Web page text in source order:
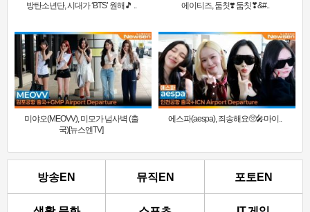
방탄소년단, 시대가 ‘BTS’ 원해🎵 .. 에이티즈, 둠칫❣️ 둠칫❣&#..
미야오(MEOVV), 미모가 넘사벽 (출
국)[뉴스엔TV]
에스파(aespa), 죄송해요🥺🎤마이..
방송EN 뮤직EN 포토EN